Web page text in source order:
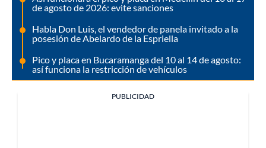
de agosto de 2026: evite sanciones
Habla Don Luis, el vendedor de panela invitado a la
posesión de Abelardo de la Espriella
Pico y placa en Bucaramanga del 10 al 14 de agosto:
así funciona la restricción de vehículos
PUBLICIDAD